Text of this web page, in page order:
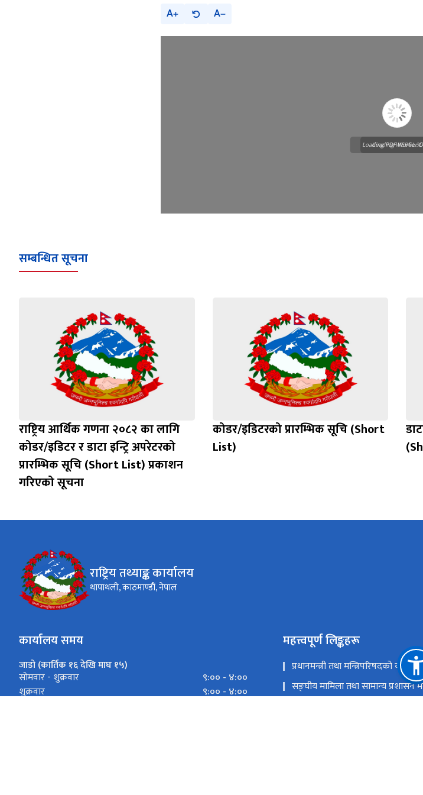
A A
Loading WEBGL
Loading PDF Worker
सम्बन्धित सूचना
राष्ट्रिय आर्थिक गणना २०८२ का लागि
कोडर/इडिटर र डाटा इन्ट्रि अपरेटरको
प्रारम्भिक सूचि (Short List) प्रकाशन
गरिएको सूचना
कोडर/इडिटरको प्रारम्भिक सूचि (Short
List)
राष्ट्रिय तथ्याङ्क कार्यालय
थापाथली, काठमाण्डौं, नेपाल
कार्यालय समय
जाडो (कार्तिक १६ देखि माघ १५)
साेमवार - शुक्रवार
९:०० - ४:००
शुक्रवार
९:०० - ४:००
महत्त्वपूर्ण लिङ्कहरू
प्रधानमन्त्री तथा मन्त्रिपरिषदको
सङ्‍घीय मामिला तथा सामान्य प्रशासन